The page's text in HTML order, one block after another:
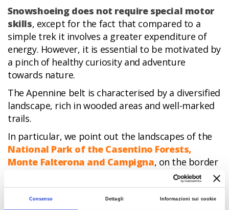
Consenso Dettagli Informazioni sui cookie
Snowshoeing does not require special motor
skills, except for the fact that compared to a
simple trek it involves a greater expenditure of
energy. However, it is essential to be motivated by
a pinch of healthy curiosity and adventure
towards nature.
The Apennine belt is characterised by a diversified
landscape, rich in wooded areas and well-marked
trails.
In particular, we point out the landscapes of the
National Park of the Casentino Forests,
Monte Falterona and Campigna, on the border
between Tuscany and Romagna, capable of giving
unforgettable moments enveloped in the white
and icy blanket of winter.